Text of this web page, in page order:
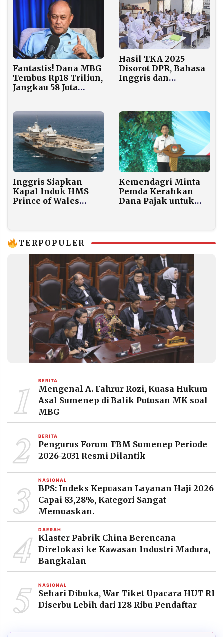
Fantastis! Dana MBG
Tembus Rp18 Triliun,
Jangkau 58 Juta
Hasil TKA 2025
Disorot DPR, Bahasa
Inggris dan
Inggris Siapkan
Kapal Induk HMS
Prince of Wales
Kemendagri Minta
Pemda Kerahkan
Dana Pajak untuk
TERPOPULER
1 BERITA
Mengenal A. Fahrur Rozi, Kuasa Hukum
Asal Sumenep di Balik Putusan MK soal
MBG
2 BERITA
Pengurus Forum TBM Sumenep Periode
2026-2031 Resmi Dilantik
3 NASIONAL
BPS: Indeks Kepuasan Layanan Haji 2026
Capai 83,28%, Kategori Sangat
Memuaskan.
4 DAERAH
Klaster Pabrik China Berencana
Direlokasi ke Kawasan Industri Madura,
Bangkalan
5 NASIONAL
Sehari Dibuka, War Tiket Upacara HUT RI
Diserbu Lebih dari 128 Ribu Pendaftar